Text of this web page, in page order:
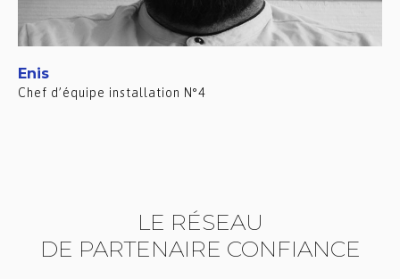
Enis
Chef d’équipe installation N°4
LE RÉSEAU
DE PARTENAIRE CONFIANCE